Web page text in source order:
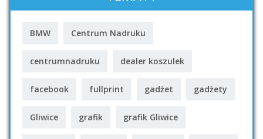
BMW Centrum Nadruku
centrumnadruku dealer koszulek
facebook fullprint gadżet gadżety
Gliwice grafik grafik Gliwice